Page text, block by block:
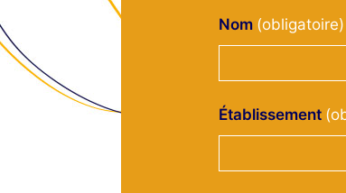
Nom
Établissement